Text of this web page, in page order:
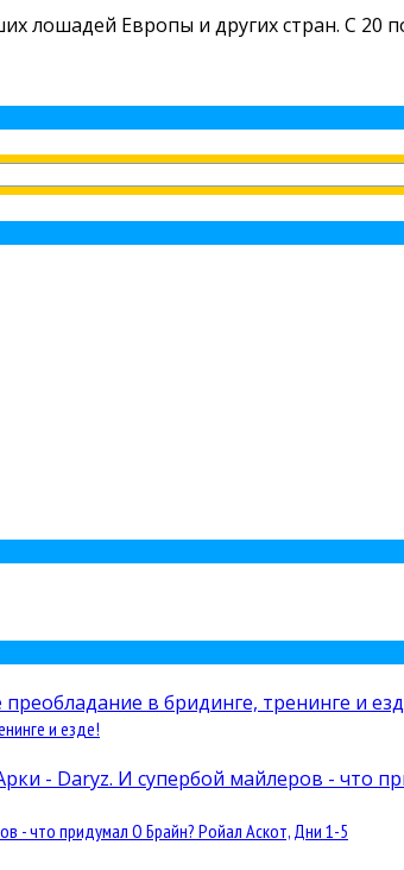
лошадей Европы и других стран. С 20
и езде!
- что придумал О Брайн? Ройал Аскот, Дни 1-5